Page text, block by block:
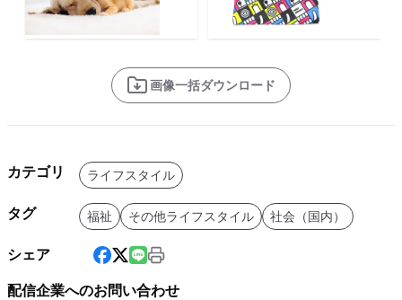
画像一括ダウンロード
カテゴリ ライフスタイル
タグ 福祉 その他ライフスタイル 社会（国内）
シェア
配信企業へのお問い合わせ